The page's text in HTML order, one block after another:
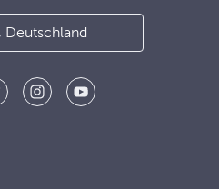
Deutsch, Deutschland